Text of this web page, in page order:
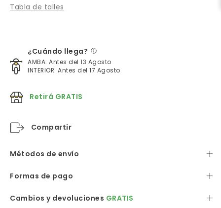
Tabla de talles
¿Cuándo llega?
AMBA: Antes del 13 Agosto
INTERIOR: Antes del 17 Agosto
Retirá GRATIS
Compartir
Métodos de envío
Formas de pago
Cambios y devoluciones GRATIS